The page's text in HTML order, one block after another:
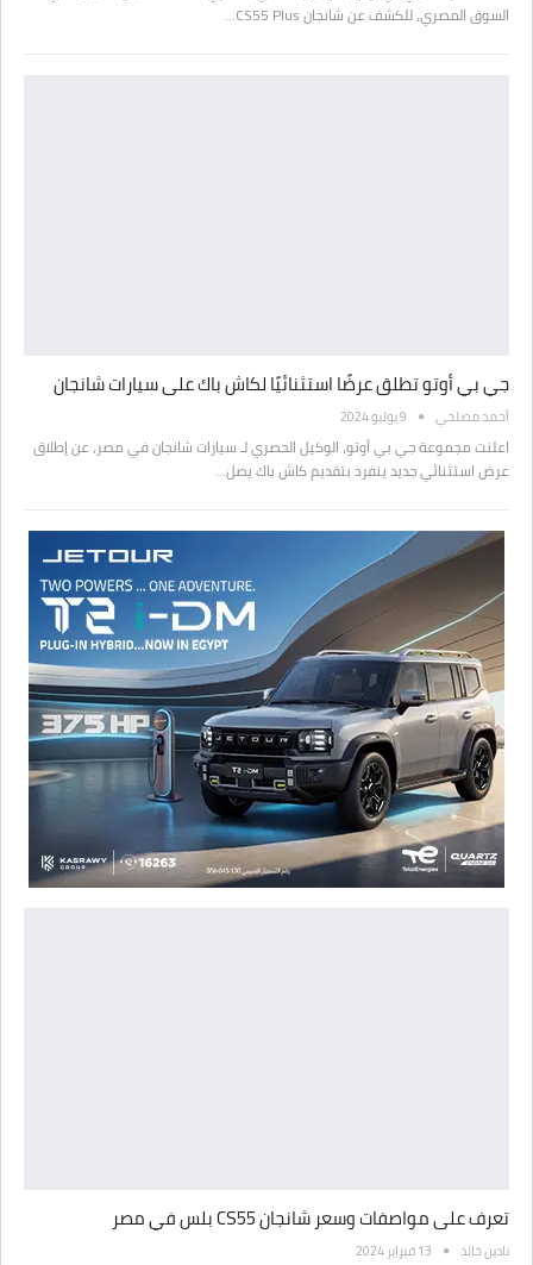
السوق المصري، للكشف عن شانجان CS55 Plus…
جي بي أوتو تطلق عرضًا استثنائيًا لكاش باك على سيارات شانجان
أحمد مصلحي 9 يوليو 2024
اعلنت مجموعة جي بي أوتو، الوكيل الحصري لـ سيارات شانجان في مصر، عن إطلاق
عرض استثنائي جديد ينفرد بتقديم كاش باك يصل…
تعرف على مواصفات وسعر شانجان CS55 بلس في مصر
نادين خالد 13 فبراير 2024